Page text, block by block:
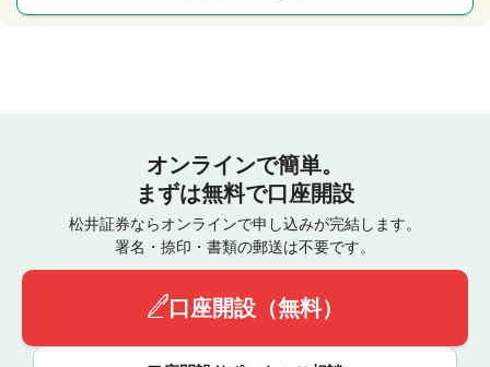
オンラインで簡単。
まずは無料で口座開設
松井証券ならオンラインで申し込みが完結します。
署名・捺印・書類の郵送は不要です。
口座開設（無料）